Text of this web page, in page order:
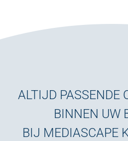
ALTIJD PASSENDE
BINNEN UW
BIJ MEDIASCAPE